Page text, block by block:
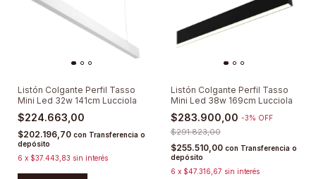
Listón Colgante Perfil Tasso
Mini Led 32w 141cm Lucciola
$224.663,00
$202.196,70 con Transferencia o
depósito
6 x $37.443,83 sin interés
Listón Colgante Perfil Tasso
Mini Led 38w 169cm Lucciola
$283.900,00 -3% OFF
$291.823,00
$255.510,00 con Transferencia o
depósito
6 x $47.316,67 sin interés